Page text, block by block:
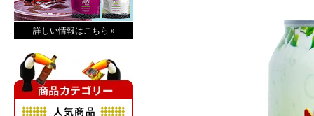
詳しい情報はこちら »